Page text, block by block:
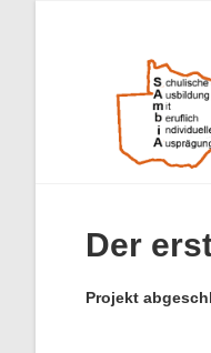
Der
Projekt